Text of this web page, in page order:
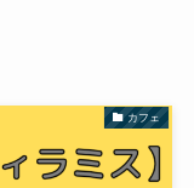
カフェ